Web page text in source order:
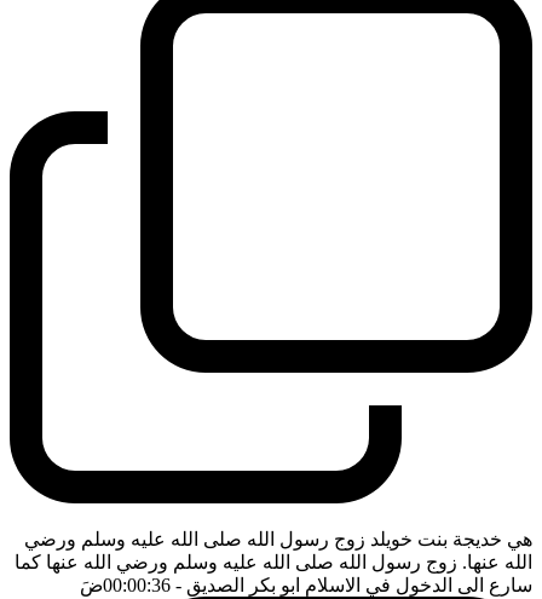
هي خديجة بنت خويلد زوج رسول الله صلى الله عليه وسلم ورضي
الله عنها. زوج رسول الله صلى الله عليه وسلم ورضي الله عنها كما
سارع الى الدخول في الاسلام ابو بكر الصديق - 00:00:36 ضَ